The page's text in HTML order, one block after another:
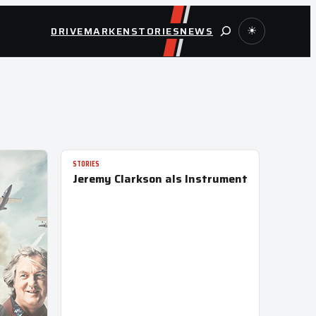
DRIVEMARKENSTORIESNEWSSuche ☀
STORIES
Jeremy Clarkson als Instrument